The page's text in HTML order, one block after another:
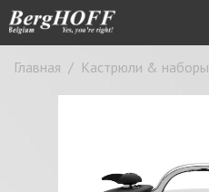
Главная / Кастрюли & наборы